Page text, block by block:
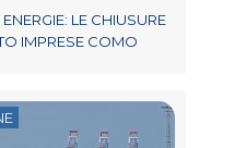
LE CHIUSURE
IMPRESE COMO